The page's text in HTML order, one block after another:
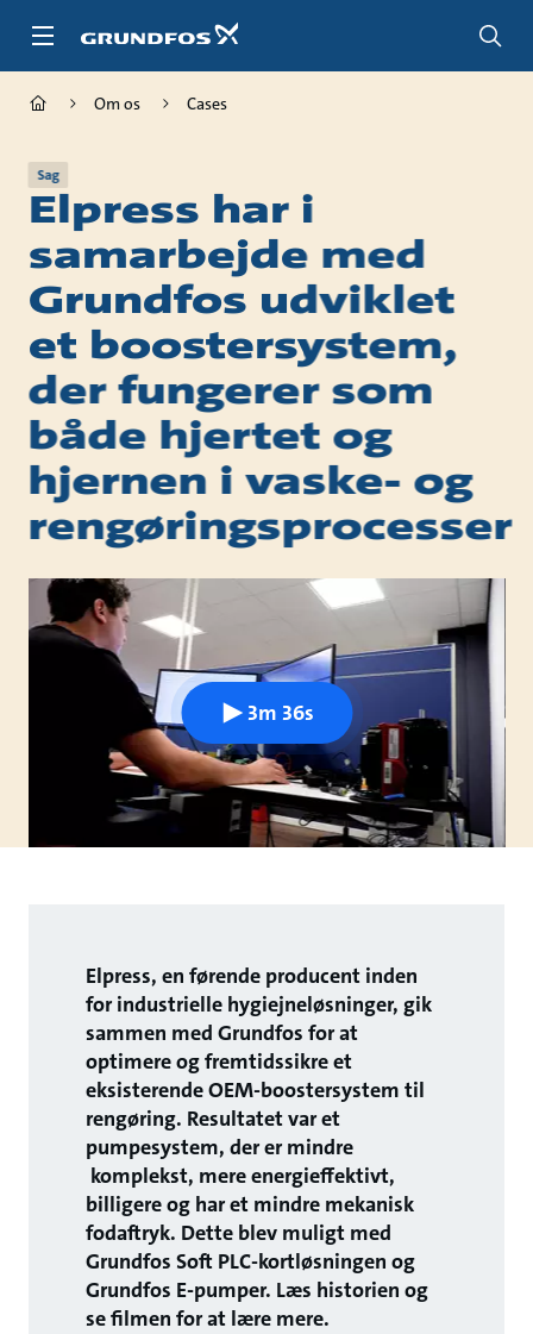
Om os Cases
Sag
Elpress har i
samarbejde med
Grundfos udviklet
et boostersystem,
der fungerer som
både hjertet og
hjernen i vaske- og
rengøringsprocesser
3m 36s
Elpress, en førende producent inden
for industrielle hygiejneløsninger, gik
sammen med Grundfos for at
optimere og fremtidssikre et
eksisterende OEM-boostersystem til
rengøring. Resultatet var et
pumpesystem, der er mindre
komplekst, mere energieffektivt,
billigere og har et mindre mekanisk
fodaftryk. Dette blev muligt med
Grundfos Soft PLC-kortløsningen og
Grundfos E-pumper. Læs historien og
se filmen for at lære mere.